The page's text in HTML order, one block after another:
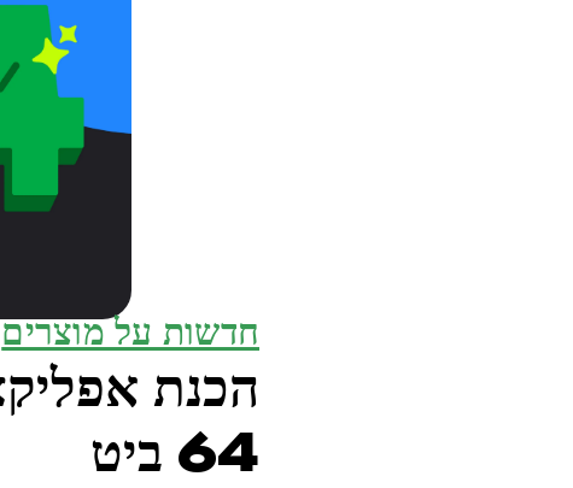
חדשות על מוצרים
64 ביט